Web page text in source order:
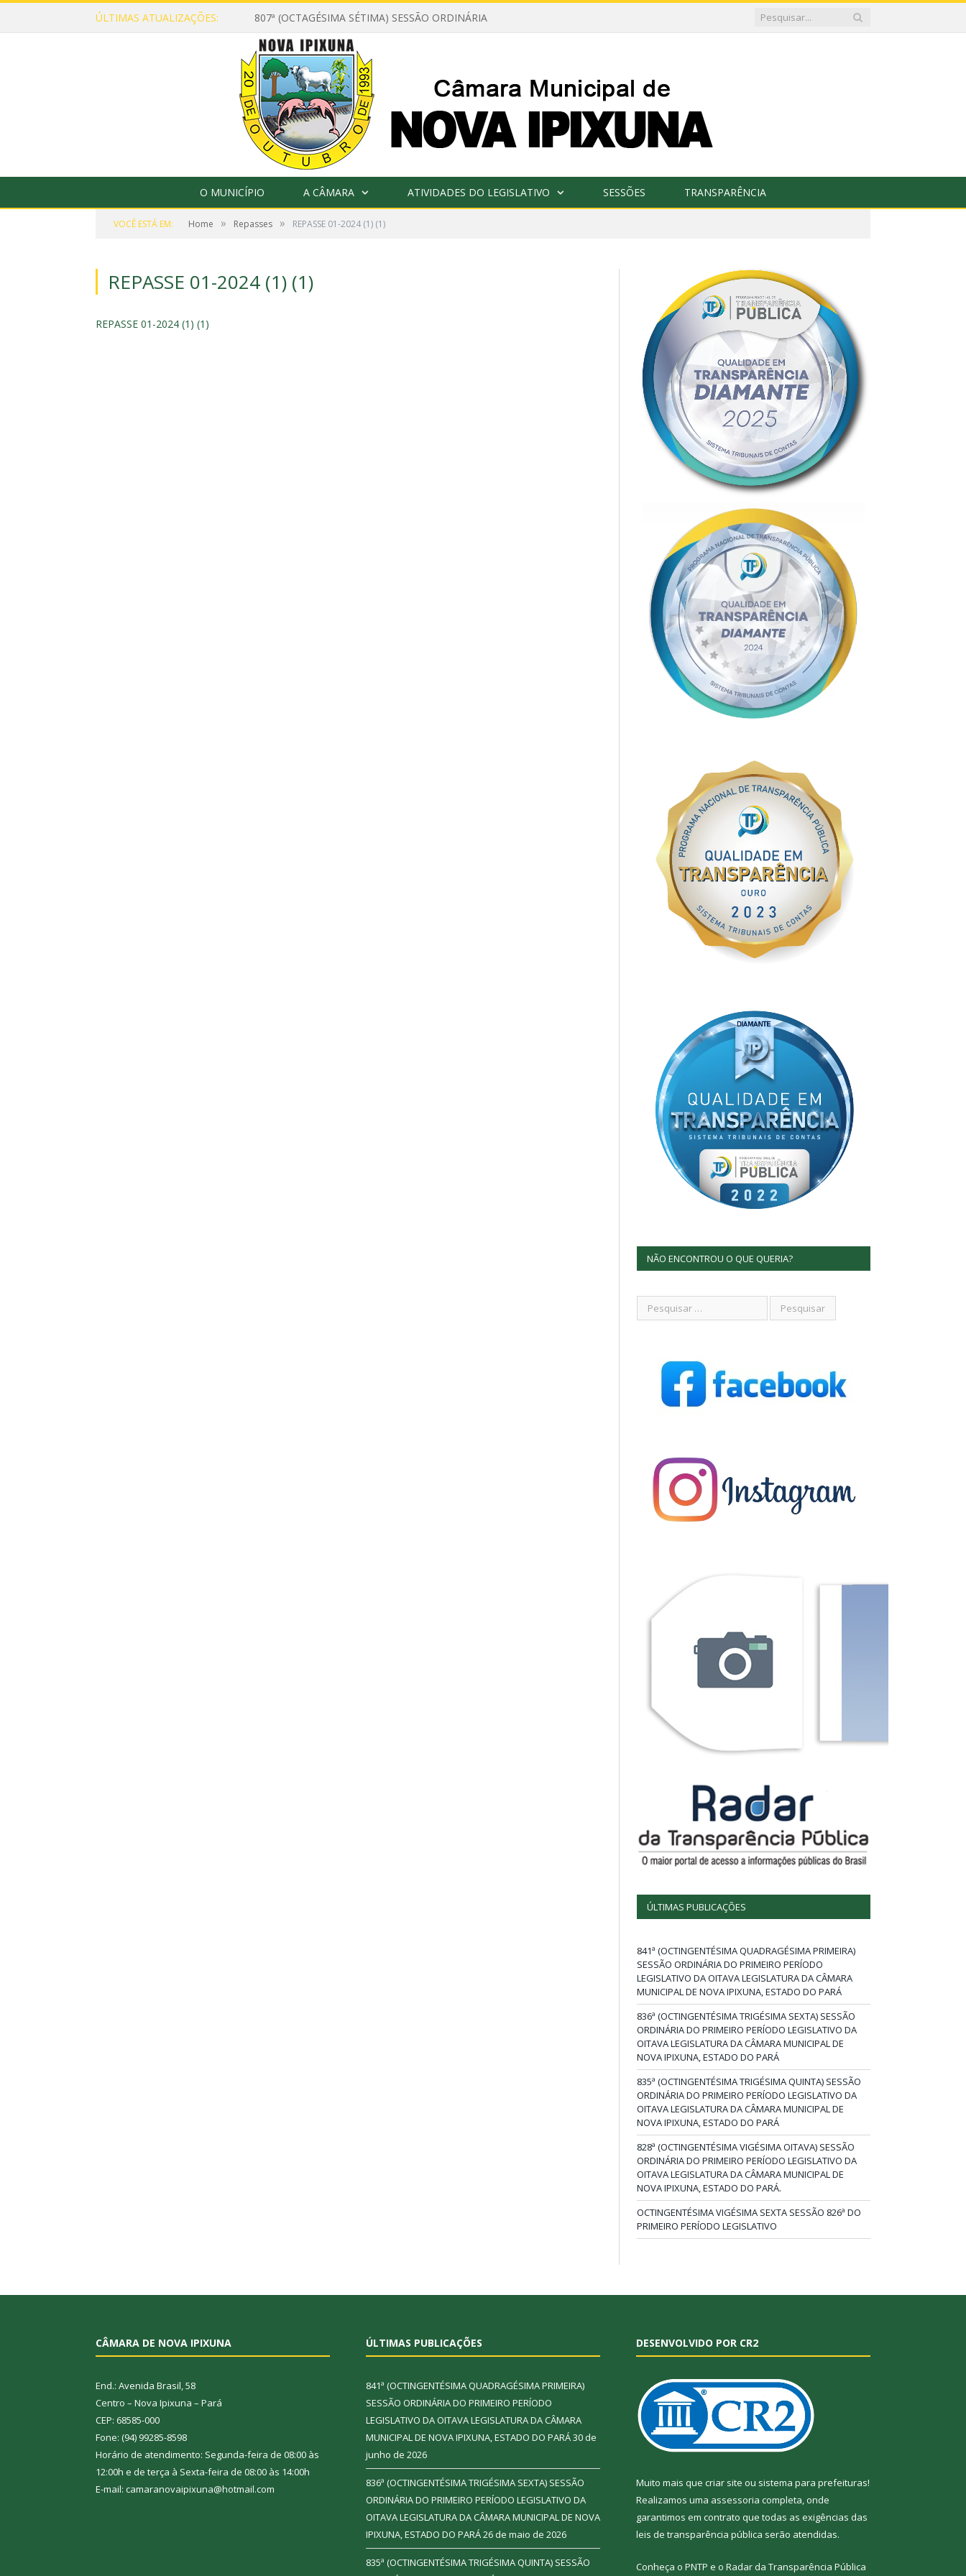
ÚLTIMAS ATUALIZAÇÕES: 807ª (OCTAGÉSIMA SÉTIMA) SESSÃO ORDINÁRIA
O MUNICÍPIO A CÂMARA ATIVIDADES DO LEGISLATIVO SESSÕES TRANSPARÊNCIA
VOCÊ ESTÁ EM: Home » Repasses » REPASSE 01-2024 (1) (1)
REPASSE 01-2024 (1) (1)
REPASSE 01-2024 (1) (1)
NÃO ENCONTROU O QUE QUERIA?
ÚLTIMAS PUBLICAÇÕES
841ª (OCTINGENTÉSIMA QUADRAGÉSIMA PRIMEIRA)
SESSÃO ORDINÁRIA DO PRIMEIRO PERÍODO
LEGISLATIVO DA OITAVA LEGISLATURA DA CÂMARA
MUNICIPAL DE NOVA IPIXUNA, ESTADO DO PARÁ
836ª (OCTINGENTÉSIMA TRIGÉSIMA SEXTA) SESSÃO
ORDINÁRIA DO PRIMEIRO PERÍODO LEGISLATIVO DA
OITAVA LEGISLATURA DA CÂMARA MUNICIPAL DE
NOVA IPIXUNA, ESTADO DO PARÁ
835ª (OCTINGENTÉSIMA TRIGÉSIMA QUINTA) SESSÃO
ORDINÁRIA DO PRIMEIRO PERÍODO LEGISLATIVO DA
OITAVA LEGISLATURA DA CÂMARA MUNICIPAL DE
NOVA IPIXUNA, ESTADO DO PARÁ
828ª (OCTINGENTÉSIMA VIGÉSIMA OITAVA) SESSÃO
ORDINÁRIA DO PRIMEIRO PERÍODO LEGISLATIVO DA
OITAVA LEGISLATURA DA CÂMARA MUNICIPAL DE
NOVA IPIXUNA, ESTADO DO PARÁ.
OCTINGENTÉSIMA VIGÉSIMA SEXTA SESSÃO 826ª DO
PRIMEIRO PERÍODO LEGISLATIVO
CÂMARA DE NOVA IPIXUNA
End.: Avenida Brasil, 58
Centro – Nova Ipixuna – Pará
CEP: 68585-000
Fone: (94) 99285-8598
Horário de atendimento: Segunda-feira de 08:00 às
12:00h e de terça à Sexta-feira de 08:00 às 14:00h
E-mail: camaranovaipixuna@hotmail.com
ÚLTIMAS PUBLICAÇÕES
841ª (OCTINGENTÉSIMA QUADRAGÉSIMA PRIMEIRA)
SESSÃO ORDINÁRIA DO PRIMEIRO PERÍODO
LEGISLATIVO DA OITAVA LEGISLATURA DA CÂMARA
MUNICIPAL DE NOVA IPIXUNA, ESTADO DO PARÁ30 de
junho de 2026
836ª (OCTINGENTÉSIMA TRIGÉSIMA SEXTA) SESSÃO
ORDINÁRIA DO PRIMEIRO PERÍODO LEGISLATIVO DA
OITAVA LEGISLATURA DA CÂMARA MUNICIPAL DE NOVA
IPIXUNA, ESTADO DO PARÁ26 de maio de 2026
835ª (OCTINGENTÉSIMA TRIGÉSIMA QUINTA) SESSÃO
DESENVOLVIDO POR CR2
Muito mais que criar site ou sistema para prefeituras!
Realizamos uma assessoria completa, onde
garantimos em contrato que todas as exigências das
leis de transparência pública serão atendidas.
Conheça o PNTP e o Radar da Transparência Pública